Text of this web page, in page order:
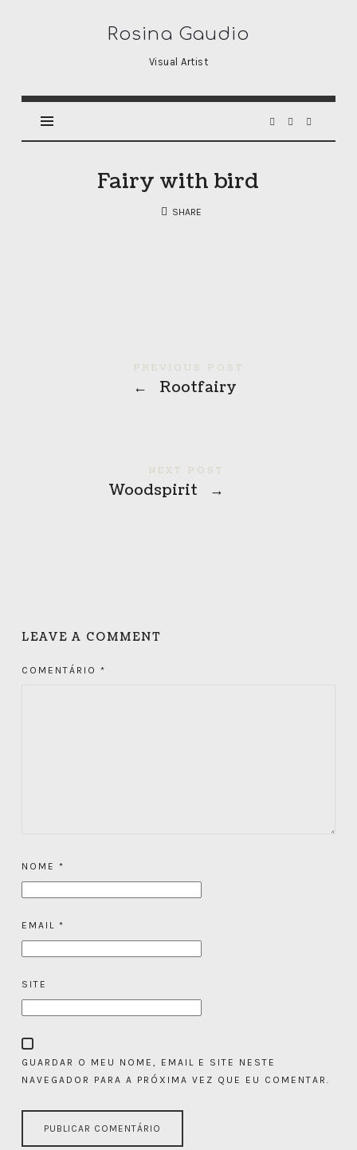
Rosina
Gaudio
Rosina Gaudio
Visual Artist
Fairy with bird
SHARE
PREVIOUS POST
← Rootfairy
NEXT POST
Woodspirit →
LEAVE A COMMENT
COMENTÁRIO *
NOME *
EMAIL *
SITE
GUARDAR O MEU NOME, EMAIL E SITE NESTE
NAVEGADOR PARA A PRÓXIMA VEZ QUE EU COMENTAR.